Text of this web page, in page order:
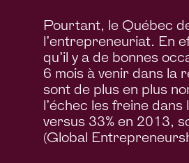
Pourtant, le Québec
l’entrepreneuriat. En
qu’il y a de bonnes
6 mois à venir dans la
sont de plus en plus
l’échec les freine dans
versus 33% en 2013,
(Global